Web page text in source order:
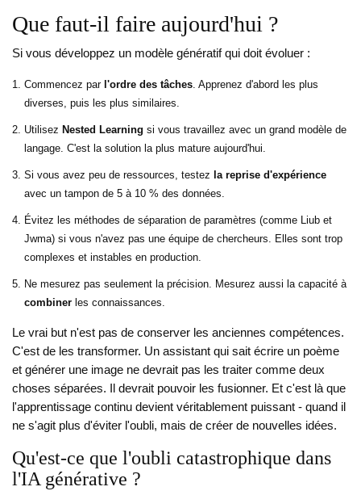
Que faut-il faire aujourd'hui ?
Si vous développez un modèle génératif qui doit évoluer :
Commencez par l'ordre des tâches. Apprenez d'abord les plus
diverses, puis les plus similaires.
Utilisez Nested Learning si vous travaillez avec un grand modèle de
langage. C'est la solution la plus mature aujourd'hui.
Si vous avez peu de ressources, testez la reprise d'expérience
avec un tampon de 5 à 10 % des données.
Évitez les méthodes de séparation de paramètres (comme Liub et
Jwma) si vous n'avez pas une équipe de chercheurs. Elles sont trop
complexes et instables en production.
Ne mesurez pas seulement la précision. Mesurez aussi la capacité à
combiner les connaissances.
Le vrai but n'est pas de conserver les anciennes compétences.
C'est de les transformer. Un assistant qui sait écrire un poème
et générer une image ne devrait pas les traiter comme deux
choses séparées. Il devrait pouvoir les fusionner. Et c'est là que
l'apprentissage continu devient véritablement puissant - quand il
ne s'agit plus d'éviter l'oubli, mais de créer de nouvelles idées.
Qu'est-ce que l'oubli catastrophique dans
l'IA générative ?